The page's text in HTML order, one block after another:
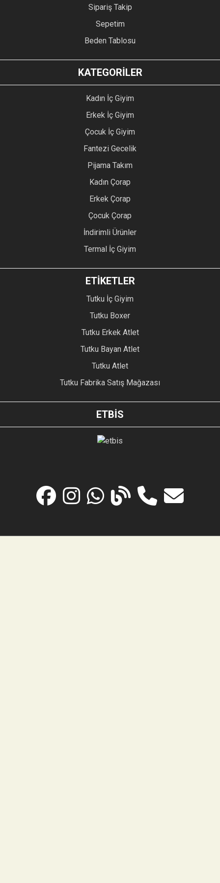
Sipariş Takip
Sepetim
Beden Tablosu
KATEGORİLER
Kadın İç Giyim
Erkek İç Giyim
Çocuk İç Giyim
Fantezi Gecelik
Pijama Takım
Kadın Çorap
Erkek Çorap
Çocuk Çorap
İndirimli Ürünler
Termal İç Giyim
ETİKETLER
Tutku İç Giyim
Tutku Boxer
Tutku Erkek Atlet
Tutku Bayan Atlet
Tutku Atlet
Tutku Fabrika Satış Mağazası
ETBİS